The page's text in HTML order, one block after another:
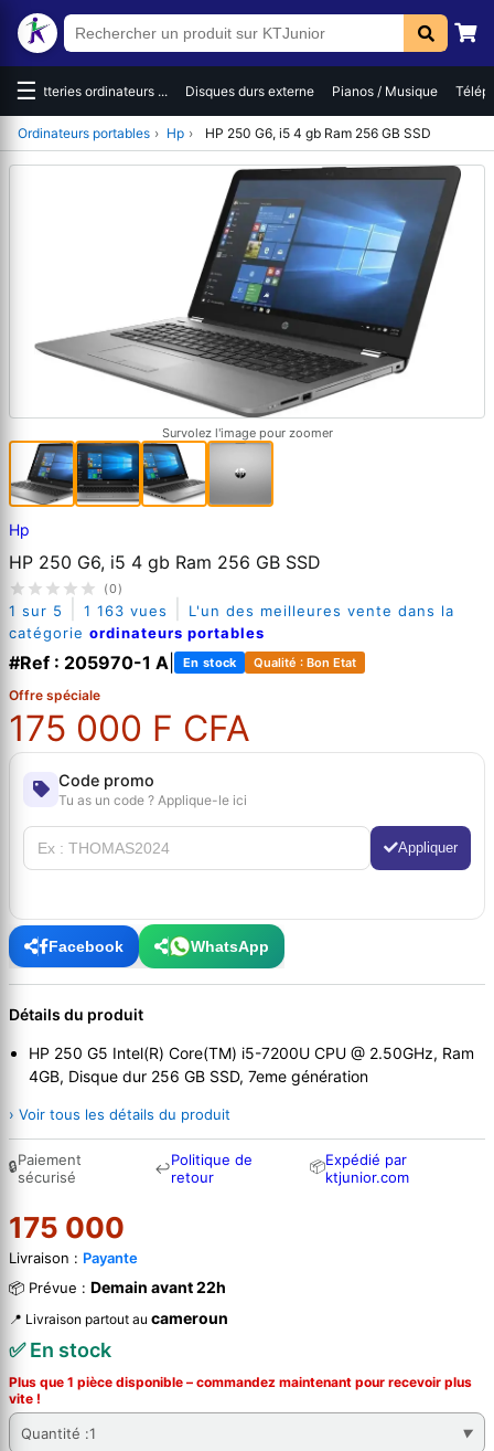
☰Batteries ordinateurs ... Disques durs externe Pianos / Musique
Ordinateurs portables › Hp › HP 250 G6, i5 4 gb Ram 256 GB SSD
Survolez l'image pour zoomer
Hp
HP 250 G6, i5 4 gb Ram 256 GB SSD
(0)
1 sur 5 1 163 vues
L'un des meilleures vente dans la
catégorie ordinateurs portables
#Ref : 205970-1 A En stock Qualité : Bon Etat
Offre spéciale
175 000 F CFA
Code promo
Tu as un code ? Applique-le ici
Appliquer
Facebook WhatsApp
Détails du produit
HP 250 G5 Intel(R) Core(TM) i5-7200U CPU @ 2.50GHz, Ram
4GB, Disque dur 256 GB SSD, 7eme génération
› Voir tous les détails du produit
🔒Paiement
sécurisé
↩Politique de
retour
📦Expédié par
ktjunior.com
175 000
Livraison : Payante
📦 Prévue : Demain avant 22h
📍 Livraison partout au cameroun
✅ En stock
Plus que 1 pièce disponible – commandez maintenant pour recevoir plus
vite !
Quantité :1